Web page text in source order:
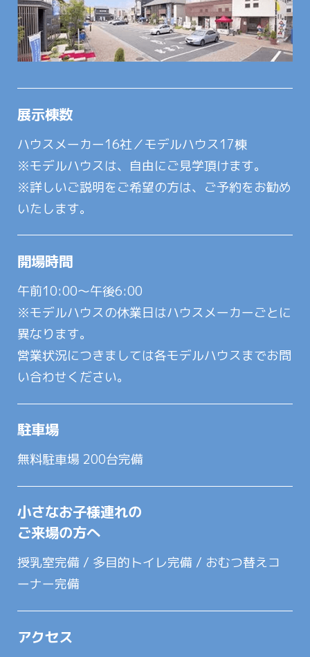
展示棟数
ハウスメーカー16社／モデルハウス17棟
※モデルハウスは、自由にご見学頂けます。
※詳しいご説明をご希望の方は、ご予約をお勧め
いたします。
開場時間
午前10:00～午後6:00
※モデルハウスの休業日はハウスメーカーごとに
異なります。
営業状況につきましては各モデルハウスまでお問
い合わせください。
駐車場
無料駐車場 200台完備
小さなお子様連れの
ご来場の方へ
授乳室完備 / 多目的トイレ完備 / おむつ替えコ
ーナー完備
アクセス